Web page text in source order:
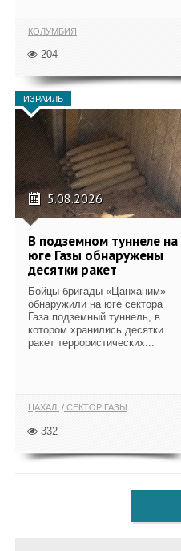
КОЛУМБИЯ
204
ИЗРАИЛЬ
5.08.2026
В подземном туннеле на
юге Газы обнаружены
десятки ракет
Бойцы бригады «Цанханим»
обнаружили на юге сектора
Газа подземный туннель, в
котором хранились десятки
ракет террористических...
ЦАХАЛ СЕКТОР ГАЗЫ
332